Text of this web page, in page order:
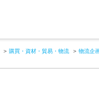
購買・資材・貿易・物流 物流企